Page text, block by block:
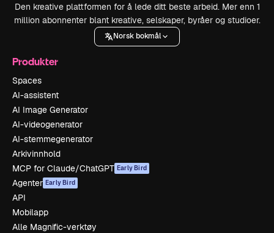
Den kreative plattformen for å lede ditt beste arbeid. Mer enn 1
million abonnenter blant kreative, selskaper, byråer og studioer.
Norsk bokmål
Produkter
Spaces
AI-assistent
AI Image Generator
AI-videogenerator
AI-stemmegenerator
Arkivinnhold
MCP for Claude/ChatGPT Early Bird
Agenter Early Bird
API
Mobilapp
Alle Magnific-verktøy